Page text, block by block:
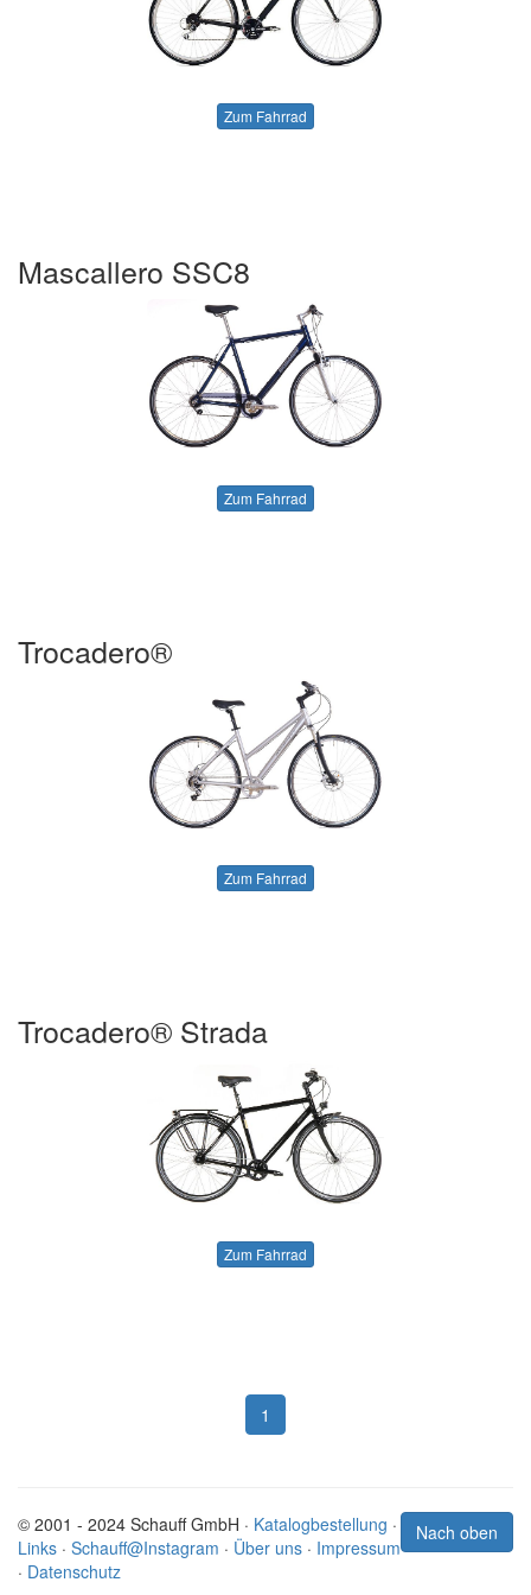
Zum Fahrrad
Mascallero SSC8
Zum Fahrrad
Trocadero®
Zum Fahrrad
Trocadero® Strada
Zum Fahrrad
1
Nach oben
© 2001 - 2024 Schauff GmbH · Katalogbestellung ·
Links · Schauff@Instagram · Über uns · Impressum
· Datenschutz